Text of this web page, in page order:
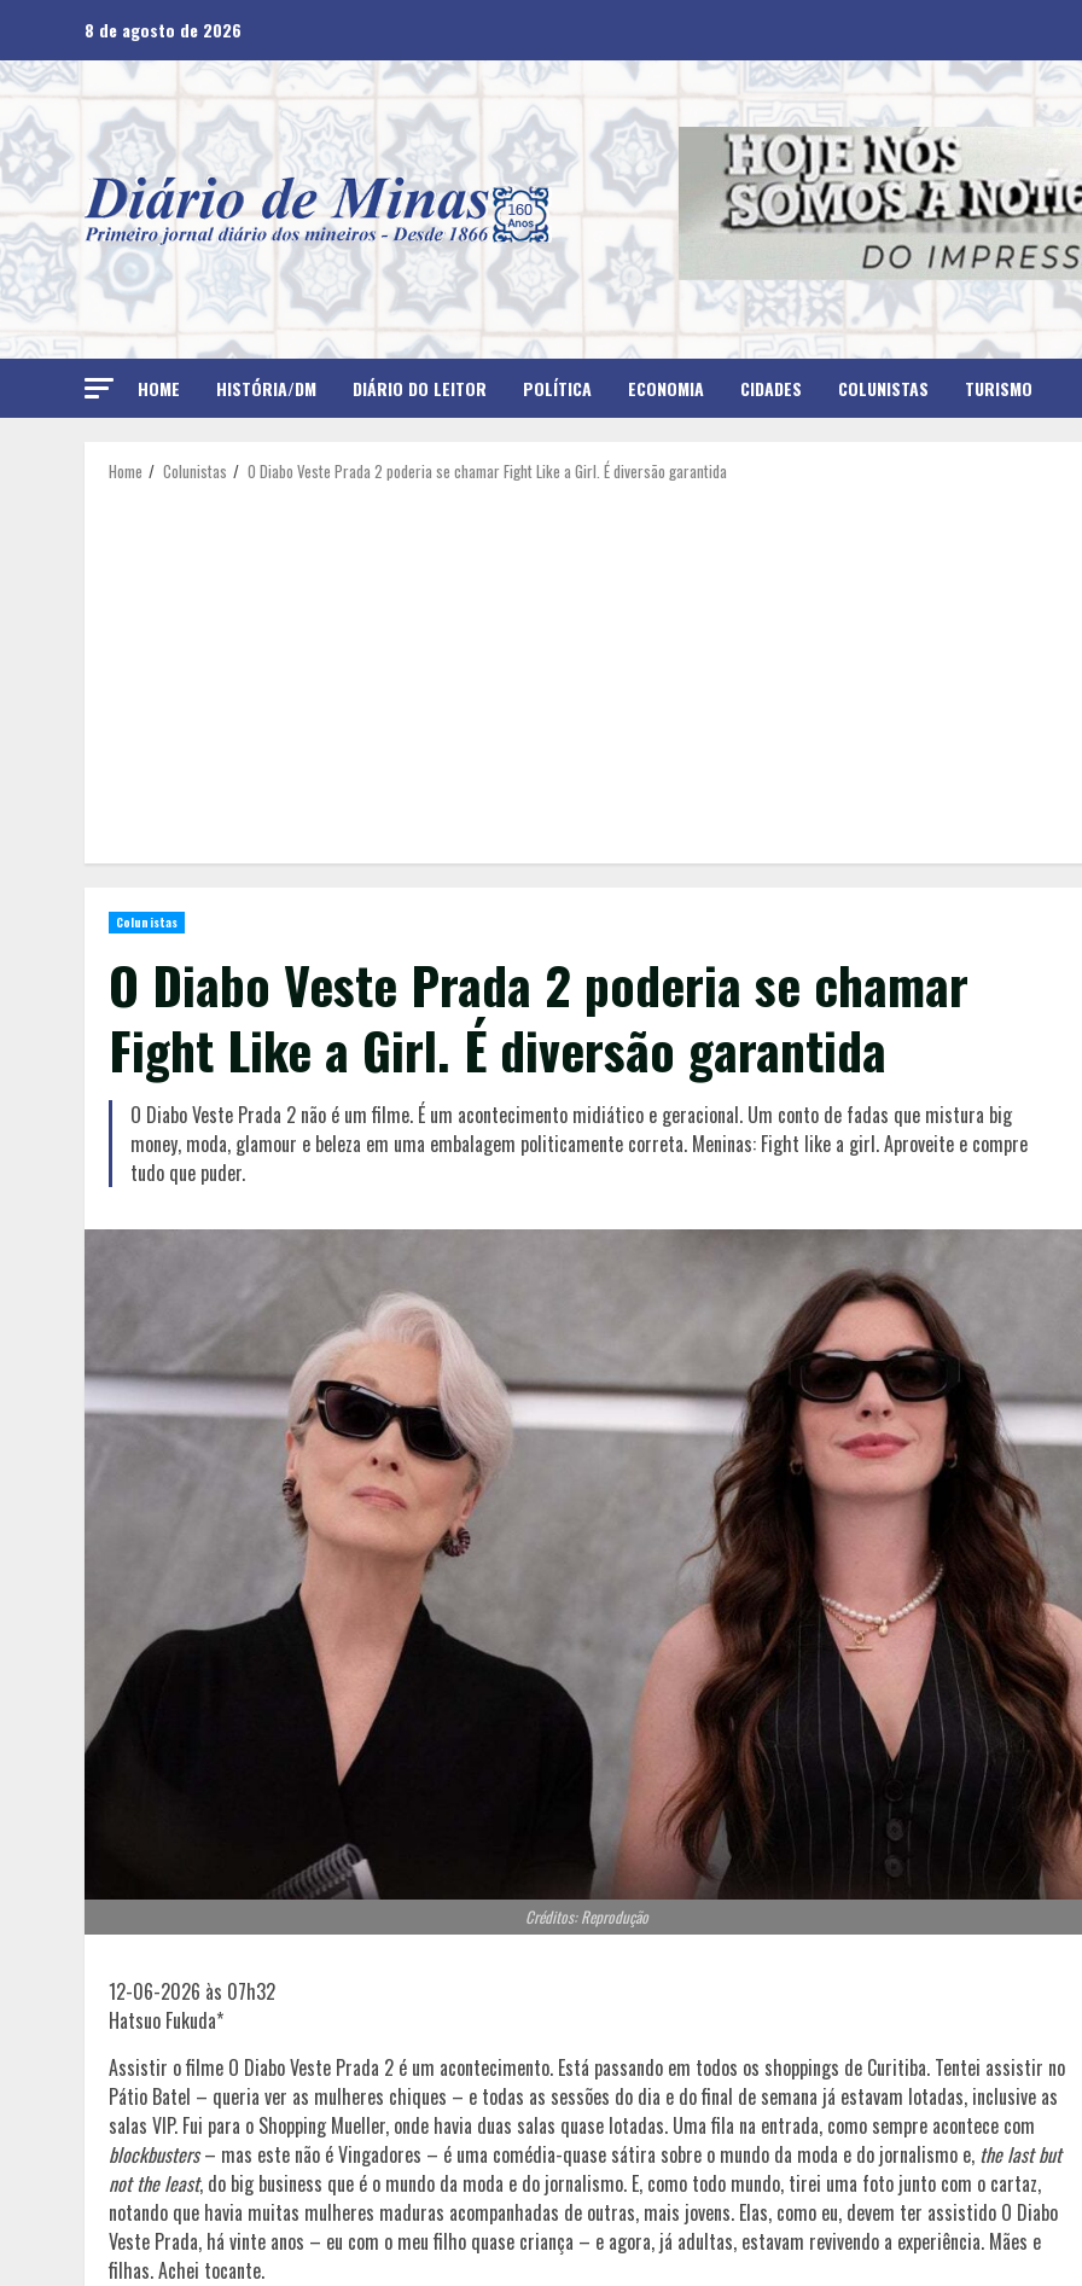
content
8 de agosto de 2026
HOME HISTÓRIA/DM DIÁRIO DO LEITOR POLÍTICA ECONOMIA CIDADES COLUNISTAS TURISMO
Home Colunistas O Diabo Veste Prada 2 poderia se chamar Fight Like a Girl. É diversão garantida
Colunistas
O Diabo Veste Prada 2 poderia se chamar
Fight Like a Girl. É diversão garantida
O Diabo Veste Prada 2 não é um filme. É um acontecimento midiático e geracional. Um conto de fadas que mistura big
money, moda, glamour e beleza em uma embalagem politicamente correta. Meninas: Fight like a girl. Aproveite e compre
tudo que puder.
Créditos: Reprodução
12-06-2026 às 07h32
Hatsuo Fukuda*
Assistir o filme O Diabo Veste Prada 2 é um acontecimento. Está passando em todos os shoppings de Curitiba. Tentei assistir no
Pátio Batel – queria ver as mulheres chiques – e todas as sessões do dia e do final de semana já estavam lotadas, inclusive as
salas VIP. Fui para o Shopping Mueller, onde havia duas salas quase lotadas. Uma fila na entrada, como sempre acontece com
blockbusters– mas este não é Vingadores – é uma comédia-quase sátira sobre o mundo da moda e do jornalismo e, the last but
not the least, do big business que é o mundo da moda e do jornalismo. E, como todo mundo, tirei uma foto junto com o cartaz,
notando que havia muitas mulheres maduras acompanhadas de outras, mais jovens. Elas, como eu, devem ter assistido O Diabo
Veste Prada, há vinte anos – eu com o meu filho quase criança – e agora, já adultas, estavam revivendo a experiência. Mães e
filhas. Achei tocante.